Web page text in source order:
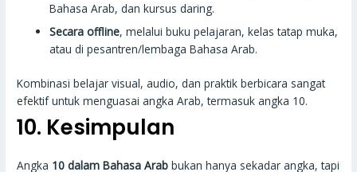
Bahasa Arab, dan kursus daring.
Secara offline, melalui buku pelajaran, kelas tatap muka,
atau di pesantren/lembaga Bahasa Arab.
Kombinasi belajar visual, audio, dan praktik berbicara sangat
efektif untuk menguasai angka Arab, termasuk angka 10.
10. Kesimpulan
Angka 10 dalam Bahasa Arab bukan hanya sekadar angka, tapi